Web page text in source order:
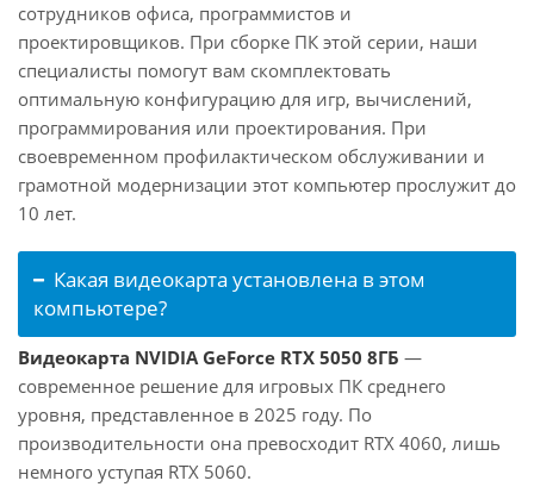
сотрудников офиса, программистов и
проектировщиков. При сборке ПК этой серии, наши
специалисты помогут вам скомплектовать
оптимальную конфигурацию для игр, вычислений,
программирования или проектирования. При
своевременном профилактическом обслуживании и
грамотной модернизации этот компьютер прослужит до
10 лет.
Какая видеокарта установлена в этом
компьютере?
Видеокарта NVIDIA GeForce RTX 5050 8ГБ —
современное решение для игровых ПК среднего
уровня, представленное в 2025 году. По
производительности она превосходит RTX 4060, лишь
немного уступая RTX 5060.